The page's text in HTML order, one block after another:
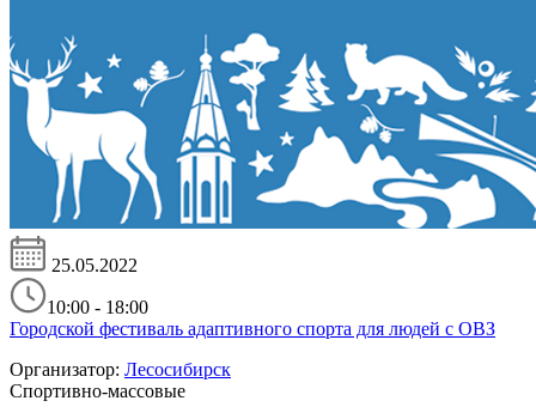
25.05.2022
10:00 - 18:00
Городской фестиваль адаптивного спорта для людей с ОВЗ
Организатор: Лесосибирск
Спортивно-массовые